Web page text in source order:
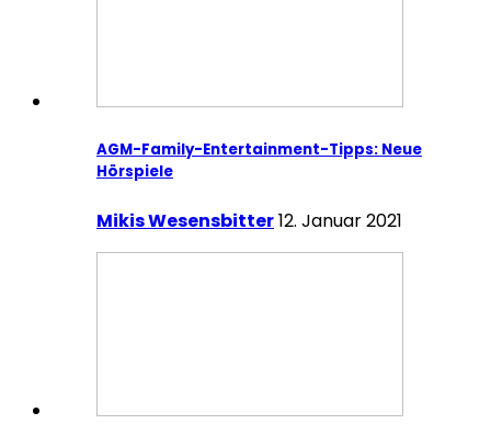
AGM-Family-Entertainment-Tipps: Neue
Hörspiele
Mikis Wesensbitter12. Januar 2021